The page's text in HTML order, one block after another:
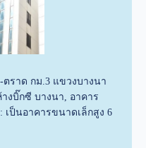
ราด กม.3 แขวงบางนา
างบิ๊กซี บางนา, อาคาร
ป็นอาคารขนาดเล็กสูง 6